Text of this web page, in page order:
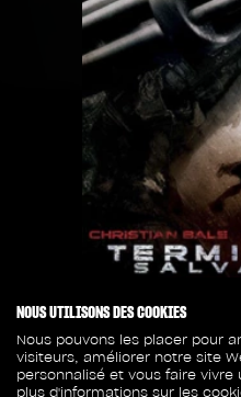
Date de
NOUS UTILISONS DES COOKIES
Nous pouvons les placer pour
visiteurs, améliorer notre site
personnalisé et vous faire vivre
plus d'informations sur les